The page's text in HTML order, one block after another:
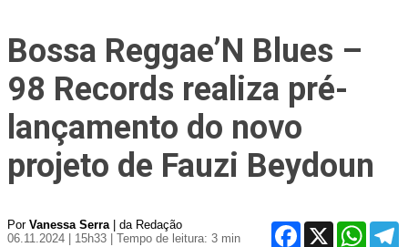
Bossa Reggae’N Blues –
98 Records realiza pré-
lançamento do novo
projeto de Fauzi Beydoun
Por Vanessa Serra| da Redação
06.11.2024 | 15h33
| Tempo de leitura: 3 min
Facebook
X